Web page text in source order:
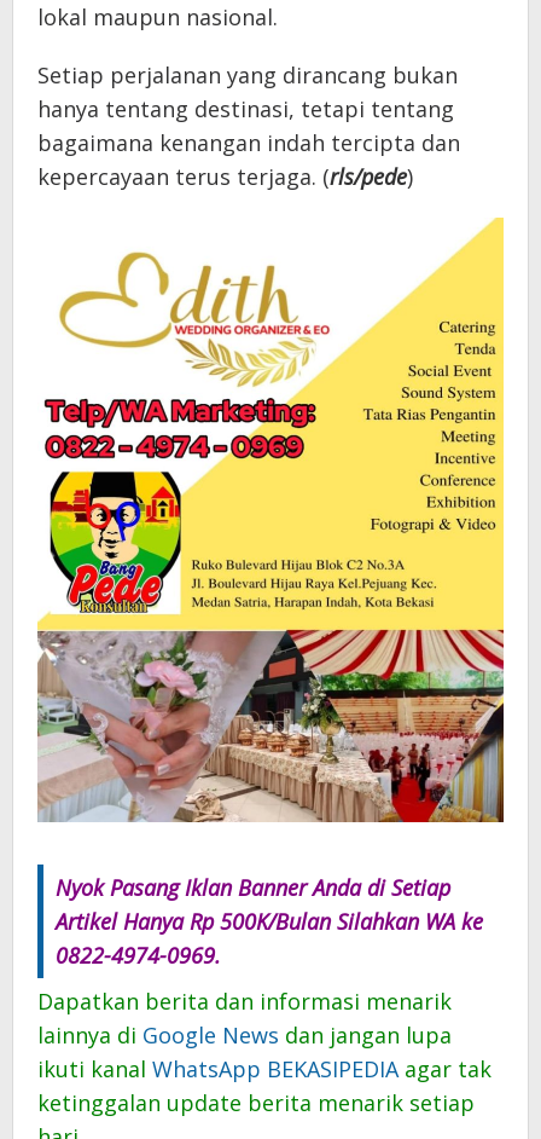
lokal maupun nasional.
Setiap perjalanan yang dirancang bukan
hanya tentang destinasi, tetapi tentang
bagaimana kenangan indah tercipta dan
kepercayaan terus terjaga. (rls/pede)
Nyok Pasang Iklan Banner Anda di Setiap
Artikel Hanya Rp 500K/Bulan Silahkan WA ke
0822-4974-0969.
Dapatkan berita dan informasi menarik
lainnya di Google News dan jangan lupa
ikuti kanal WhatsApp BEKASIPEDIAagar tak
ketinggalan update berita menarik setiap